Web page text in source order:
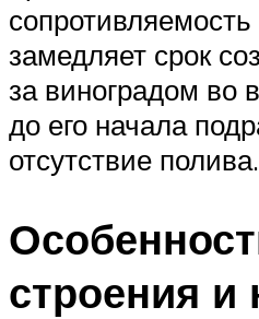
замедляет срок
за виноградом во
до его начала
отсутствие полива.
строения и